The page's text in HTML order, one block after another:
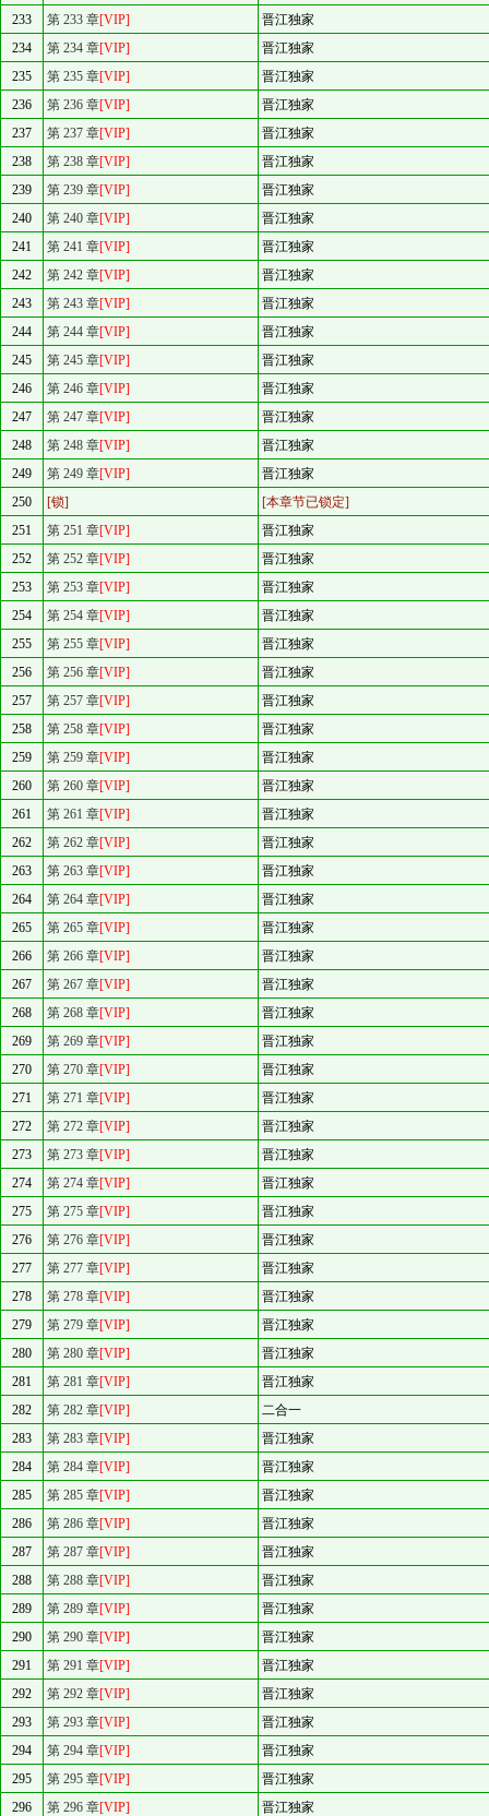
233
第 233 章[VIP]
晋江独家
234
第 234 章[VIP]
晋江独家
235
第 235 章[VIP]
晋江独家
236
第 236 章[VIP]
晋江独家
237
第 237 章[VIP]
晋江独家
238
第 238 章[VIP]
晋江独家
239
第 239 章[VIP]
晋江独家
240
第 240 章[VIP]
晋江独家
241
第 241 章[VIP]
晋江独家
242
第 242 章[VIP]
晋江独家
243
第 243 章[VIP]
晋江独家
244
第 244 章[VIP]
晋江独家
245
第 245 章[VIP]
晋江独家
246
第 246 章[VIP]
晋江独家
247
第 247 章[VIP]
晋江独家
248
第 248 章[VIP]
晋江独家
249
第 249 章[VIP]
晋江独家
250
[锁]
[本章节已锁定]
251
第 251 章[VIP]
晋江独家
252
第 252 章[VIP]
晋江独家
253
第 253 章[VIP]
晋江独家
254
第 254 章[VIP]
晋江独家
255
第 255 章[VIP]
晋江独家
256
第 256 章[VIP]
晋江独家
257
第 257 章[VIP]
晋江独家
258
第 258 章[VIP]
晋江独家
259
第 259 章[VIP]
晋江独家
260
第 260 章[VIP]
晋江独家
261
第 261 章[VIP]
晋江独家
262
第 262 章[VIP]
晋江独家
263
第 263 章[VIP]
晋江独家
264
第 264 章[VIP]
晋江独家
265
第 265 章[VIP]
晋江独家
266
第 266 章[VIP]
晋江独家
267
第 267 章[VIP]
晋江独家
268
第 268 章[VIP]
晋江独家
269
第 269 章[VIP]
晋江独家
270
第 270 章[VIP]
晋江独家
271
第 271 章[VIP]
晋江独家
272
第 272 章[VIP]
晋江独家
273
第 273 章[VIP]
晋江独家
274
第 274 章[VIP]
晋江独家
275
第 275 章[VIP]
晋江独家
276
第 276 章[VIP]
晋江独家
277
第 277 章[VIP]
晋江独家
278
第 278 章[VIP]
晋江独家
279
第 279 章[VIP]
晋江独家
280
第 280 章[VIP]
晋江独家
281
第 281 章[VIP]
晋江独家
282
第 282 章[VIP]
二合一
283
第 283 章[VIP]
晋江独家
284
第 284 章[VIP]
晋江独家
285
第 285 章[VIP]
晋江独家
286
第 286 章[VIP]
晋江独家
287
第 287 章[VIP]
晋江独家
288
第 288 章[VIP]
晋江独家
289
第 289 章[VIP]
晋江独家
290
第 290 章[VIP]
晋江独家
291
第 291 章[VIP]
晋江独家
292
第 292 章[VIP]
晋江独家
293
第 293 章[VIP]
晋江独家
294
第 294 章[VIP]
晋江独家
295
第 295 章[VIP]
晋江独家
296
第 296 章[VIP]
晋江独家